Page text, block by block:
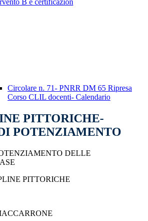
B e certificazion
Circolare n. 71- PNRR DM 65 Ripresa
Corso CLIL docenti- Calendario
PITTORICHE-
POTENZIAMENTO
DELLE
PITTORICHE